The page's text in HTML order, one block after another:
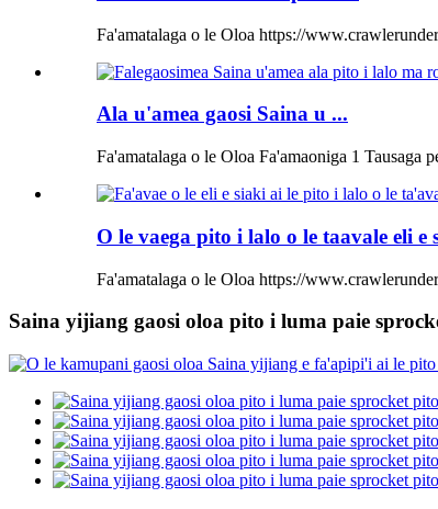
Fa'amatalaga o le Oloa https://
Ala u'amea gaosi Saina u ...
Fa'amatalaga o le Oloa Fa'amaoniga 1 Tausaga
O le vaega pito i lalo o le taavale eli e
Fa'amatalaga o le Oloa https://
Saina yijiang gaosi oloa pito i luma paie